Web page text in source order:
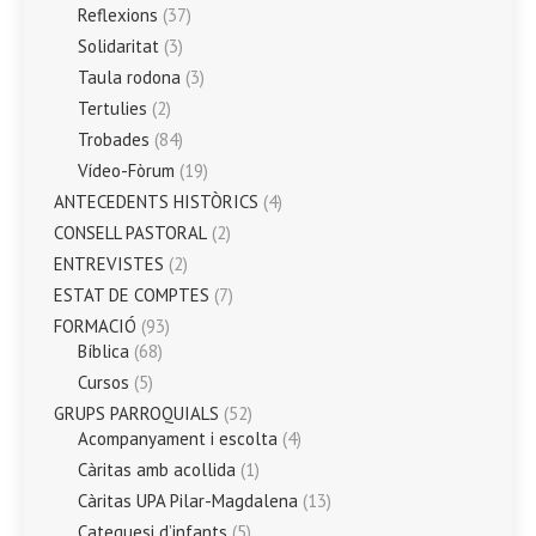
Reflexions (37)
Solidaritat (3)
Taula rodona (3)
Tertulies (2)
Trobades (84)
Vídeo-Fòrum (19)
ANTECEDENTS HISTÒRICS (4)
CONSELL PASTORAL (2)
ENTREVISTES (2)
ESTAT DE COMPTES (7)
FORMACIÓ (93)
Bíblica (68)
Cursos (5)
GRUPS PARROQUIALS (52)
Acompanyament i escolta (4)
Càritas amb acollida (1)
Càritas UPA Pilar-Magdalena (13)